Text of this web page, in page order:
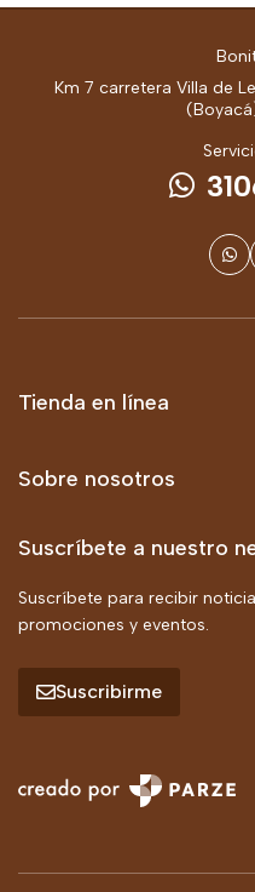
Km 7 carretera Villa de
Tienda en línea
Sobre nosotros
Suscríbete a nuestro
Suscríbete para recibir
promociones y eventos.
Suscribirme